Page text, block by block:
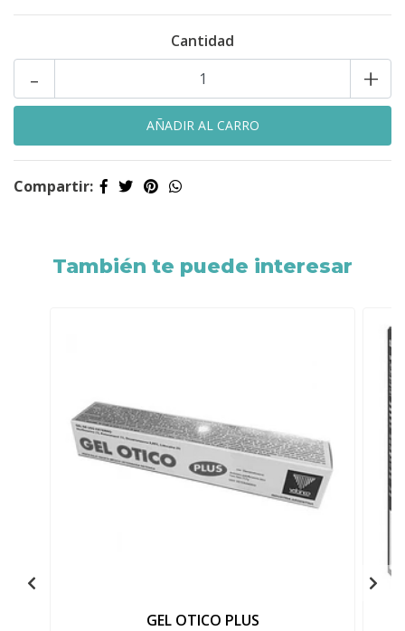
Cantidad
+
-
Compartir:
También te puede interesar
GEL OTICO PLUS